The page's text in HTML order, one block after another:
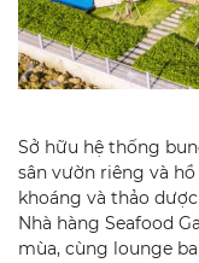
Sở hữu hệ thống
sân vườn riêng và
khoáng và thảo
Nhà hàng Seafood
mùa, cùng lounge